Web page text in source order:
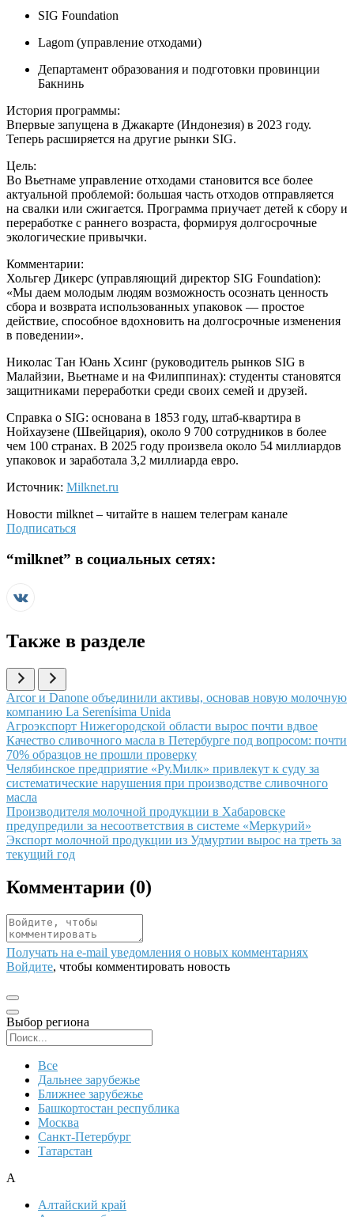
SIG Foundation
Lagom (управление отходами)
Департамент образования и подготовки провинции
Бакнинь
История программы:
Впервые запущена в Джакарте (Индонезия) в 2023 году.
Теперь расширяется на другие рынки SIG.
Цель:
Во Вьетнаме управление отходами становится все более
актуальной проблемой: большая часть отходов отправляется
на свалки или сжигается. Программа приучает детей к сбору и
переработке с раннего возраста, формируя долгосрочные
экологические привычки.
Комментарии:
Хольгер Дикерс (управляющий директор SIG Foundation):
«Мы даем молодым людям возможность осознать ценность
сбора и возврата использованных упаковок — простое
действие, способное вдохновить на долгосрочные изменения
в поведении».
Николас Тан Юань Хсинг (руководитель рынков SIG в
Малайзии, Вьетнаме и на Филиппинах): студенты становятся
защитниками переработки среди своих семей и друзей.
Справка о SIG: основана в 1853 году, штаб-квартира в
Нойхаузене (Швейцария), около 9 700 сотрудников в более
чем 100 странах. В 2025 году произвела около 54 миллиардов
упаковок и заработала 3,2 миллиарда евро.
Источник: Milknet.ru
Новости milknet – читайте в нашем телеграм канале
Подписаться
“milknet” в социальных сетях:
Также в разделе
Иллюстрация новости
Arcor и Danone объединили активы, основав новую молочную
компанию La Serenísima Unida
Иллюстрация новости
Агроэкспорт Нижегородской области вырос почти вдвое
Иллюстрация новости
Качество сливочного масла в Петербурге под вопросом: почти
70% образцов не прошли проверку
Иллюстрация новости
Челябинское предприятие «Ру.Милк» привлекут к суду за
систематические нарушения при производстве сливочного
масла
Иллюстрация новости
Производителя молочной продукции в Хабаровске
предупредили за несоответствия в системе «Меркурий»
Иллюстрация новости
Экспорт молочной продукции из Удмуртии вырос на треть за
текущий год
Комментарии (0)
Получать на e‑mail уведомления о новых комментариях
Войдите, чтобы комментировать новость
Выбор региона
Все
Дальнее зарубежье
Ближнее зарубежье
Башкортостан республика
Москва
Санкт-Петербург
Татарстан
А
Алтайский край